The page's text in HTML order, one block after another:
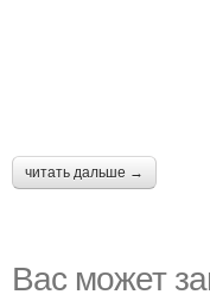
читать дальше →
Вас может